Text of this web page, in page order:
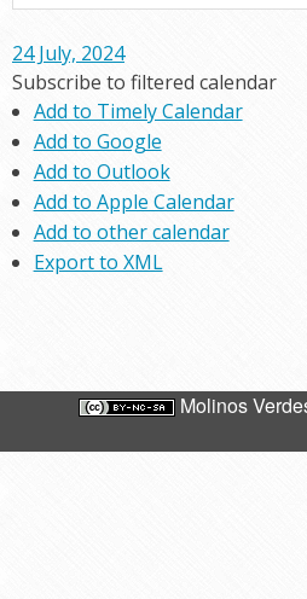
24 July, 2024
Subscribe to filtered calendar
Add to Timely Calendar
Add to Google
Add to Outlook
Add to Apple Calendar
Add to other calendar
Export to XML
Molinos